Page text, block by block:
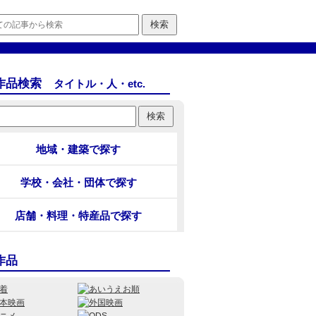
品検索 タイトル・人・etc.
地域・建築で探す
学校・会社・団体で探す
店舗・料理・特産品で探す
品